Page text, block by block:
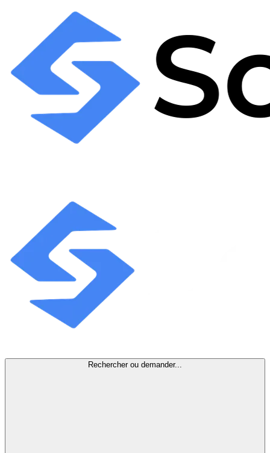
Rechercher ou demander...